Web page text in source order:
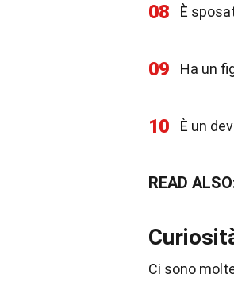
08 È
09 Ha un
10 È un
READ
Ci sono